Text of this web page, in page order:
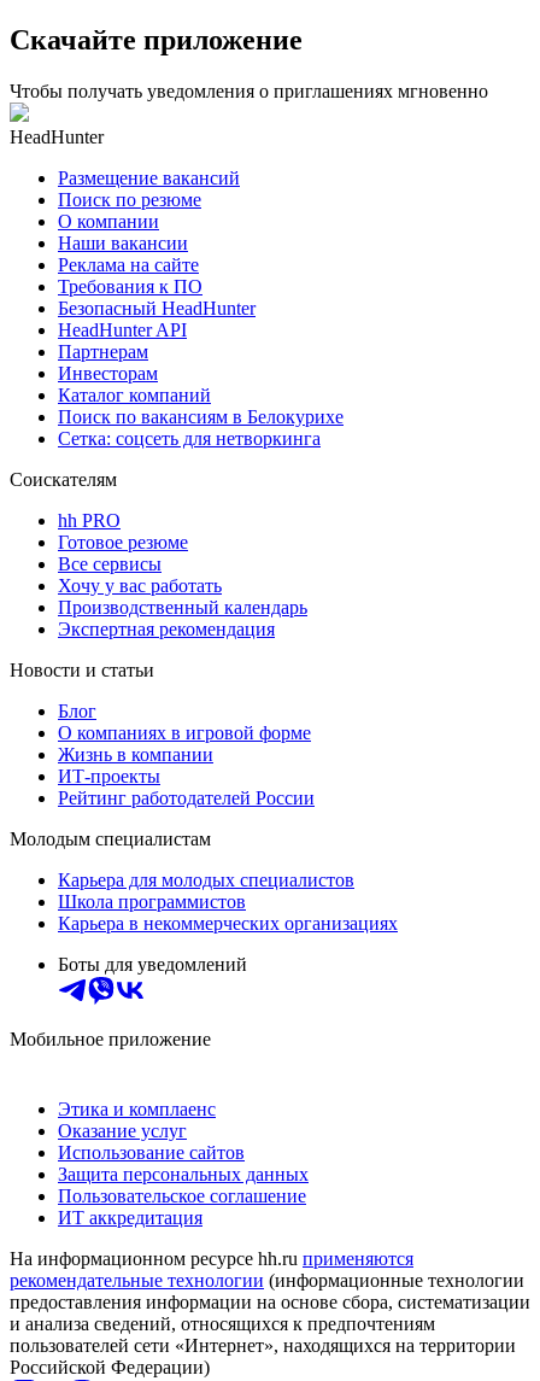
Скачайте приложение
Чтобы получать уведомления о приглашениях мгновенно
HeadHunter
Размещение вакансий
Поиск по резюме
О компании
Наши вакансии
Реклама на сайте
Требования к ПО
Безопасный HeadHunter
HeadHunter API
Партнерам
Инвесторам
Каталог компаний
Поиск по вакансиям в Белокурихе
Сетка: соцсеть для нетворкинга
Соискателям
hh PRO
Готовое резюме
Все сервисы
Хочу у вас работать
Производственный календарь
Экспертная рекомендация
Новости и статьи
Блог
О компаниях в игровой форме
Жизнь в компании
ИТ-проекты
Рейтинг работодателей России
Молодым специалистам
Карьера для молодых специалистов
Школа программистов
Карьера в некоммерческих организациях
Боты для уведомлений
Мобильное приложение
Этика и комплаенс
Оказание услуг
Использование сайтов
Защита персональных данных
Пользовательское соглашение
ИТ аккредитация
На информационном ресурсе hh.ru применяются
рекомендательные технологии (информационные технологии
предоставления информации на основе сбора, систематизации
и анализа сведений, относящихся к предпочтениям
пользователей сети «Интернет», находящихся на территории
Российской Федерации)